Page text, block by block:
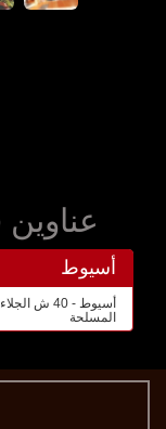
أسيوط
أسيوط - 40
المسلحة